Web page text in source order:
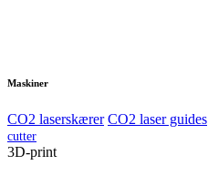
Maskiner
CO2 laserskærer CO2 laser guides
cutter
3D-print